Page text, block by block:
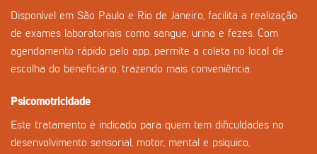
Disponível em São Paulo e Rio de Janeiro, facilita a realização
de exames laboratoriais como sangue, urina e fezes. Com
agendamento rápido pelo app, permite a coleta no local de
escolha do beneficiário, trazendo mais conveniência.
Psicomotricidade
Este tratamento é indicado para quem tem dificuldades no
desenvolvimento sensorial, motor, mental e psíquico,